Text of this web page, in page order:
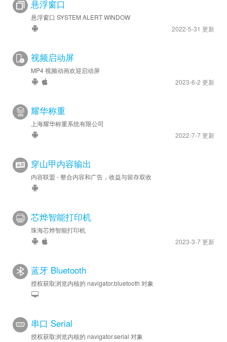
悬浮窗口
悬浮窗口 SYSTEM ALERT WINDOW
2022-5-31 更新
视频启动屏
MP4 视频动画欢迎启动屏
2023-6-2 更新
耀华称重
上海耀华称重系统有限公司
2022-7-7 更新
穿山甲内容输出
内容联盟 - 整合内容和广告，收益与留存双收
芯烨智能打印机
珠海芯烨智能打印机
2023-3-7 更新
蓝牙 Bluetooth
授权获取浏览内核的 navigator.bluetooth 对象
串口 Serial
授权获取浏览内核的 navigator.serial 对象